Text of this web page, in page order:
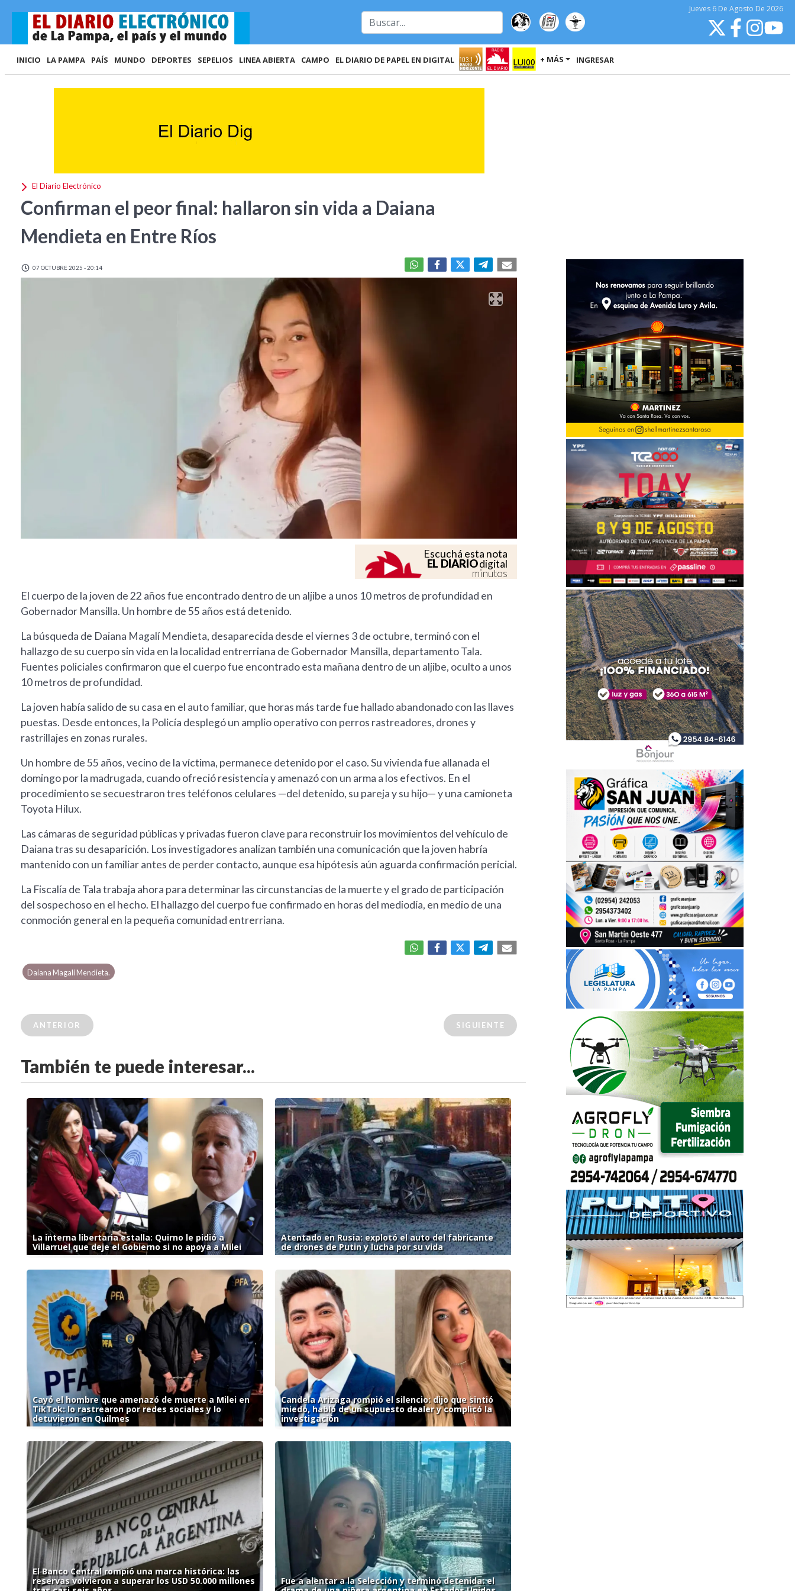
Jueves 6 De Agosto De 2026
INICIO LA PAMPA PAÍS MUNDO DEPORTES SEPELIOS LINEA ABIERTA CAMPO EL DIARIO DE PAPEL EN DIGITAL + MÁS INGRESAR
El Diario Electrónico
Confirman el peor final: hallaron sin vida a Daiana
Mendieta en Entre Ríos
07 OCTUBRE 2025 - 20:14
Escuchá esta nota
EL DIARIOdigital
minutos
El cuerpo de la joven de 22 años fue encontrado dentro de un aljibe a unos 10 metros de profundidad en
Gobernador Mansilla. Un hombre de 55 años está detenido.
La búsqueda de Daiana Magalí Mendieta, desaparecida desde el viernes 3 de octubre, terminó con el
hallazgo de su cuerpo sin vida en la localidad entrerriana de Gobernador Mansilla, departamento Tala.
Fuentes policiales confirmaron que el cuerpo fue encontrado esta mañana dentro de un aljibe, oculto a unos
10 metros de profundidad.
La joven había salido de su casa en el auto familiar, que horas más tarde fue hallado abandonado con las llaves
puestas. Desde entonces, la Policía desplegó un amplio operativo con perros rastreadores, drones y
rastrillajes en zonas rurales.
Un hombre de 55 años, vecino de la víctima, permanece detenido por el caso. Su vivienda fue allanada el
domingo por la madrugada, cuando ofreció resistencia y amenazó con un arma a los efectivos. En el
procedimiento se secuestraron tres teléfonos celulares —del detenido, su pareja y su hijo— y una camioneta
Toyota Hilux.
Las cámaras de seguridad públicas y privadas fueron clave para reconstruir los movimientos del vehículo de
Daiana tras su desaparición. Los investigadores analizan también una comunicación que la joven habría
mantenido con un familiar antes de perder contacto, aunque esa hipótesis aún aguarda confirmación pericial.
La Fiscalía de Tala trabaja ahora para determinar las circunstancias de la muerte y el grado de participación
del sospechoso en el hecho. El hallazgo del cuerpo fue confirmado en horas del mediodía, en medio de una
conmoción general en la pequeña comunidad entrerriana.
Daiana Magalí Mendieta.
ANTERIOR SIGUIENTE
También te puede interesar...
La interna libertaria estalla: Quirno le pidió a
Villarruel que deje el Gobierno si no apoya a Milei
Atentado en Rusia: explotó el auto del fabricante
de drones de Putin y lucha por su vida
Cayó el hombre que amenazó de muerte a Milei en
TikTok: lo rastrearon por redes sociales y lo
detuvieron en Quilmes
Candela Arizaga rompió el silencio: dijo que sintió
miedo, habló de un supuesto dealer y complicó la
investigación
El Banco Central rompió una marca histórica: las
reservas volvieron a superar los USD 50.000 millones
Fue a alentar a la Selección y terminó detenida: el